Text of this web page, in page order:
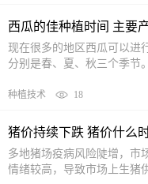
西瓜的佳种植时间 主要
现在很多的地区西瓜可以进
分别是春、夏、秋三个季节
种植技术 18
猪价持续下跌 猪价什么
多地猪场疫病风险陡增，市
情绪较高，导致市场上生猪